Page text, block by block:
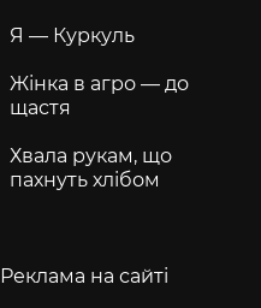
Я — Куркуль
Жінка в агро — до
щастя
Хвала рукам, що
пахнуть хлібом
Реклама на сайті